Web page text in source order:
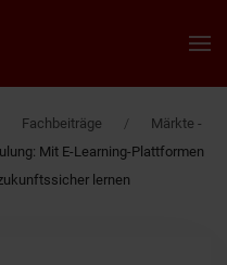
Fachbeiträge
Märkte -
Mit E-Learning-Plattformen
lernen